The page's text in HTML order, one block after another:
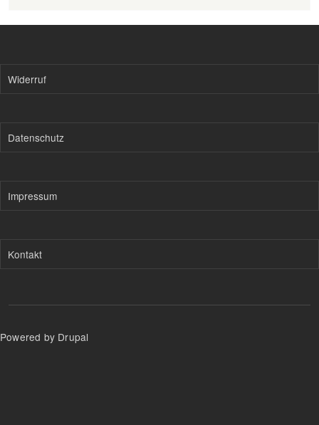
Widerruf
Datenschutz
Impressum
Kontakt
Powered by Drupal